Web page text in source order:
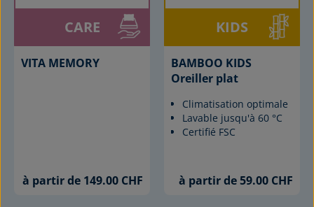
CARE
VITA MEMORY
à partir de 149.00 CHF
KIDS
BAMBOO KIDS
Oreiller plat
Climatisation optimale
Lavable jusqu'à 60 °C
Certifié FSC
à partir de 59.00 CHF